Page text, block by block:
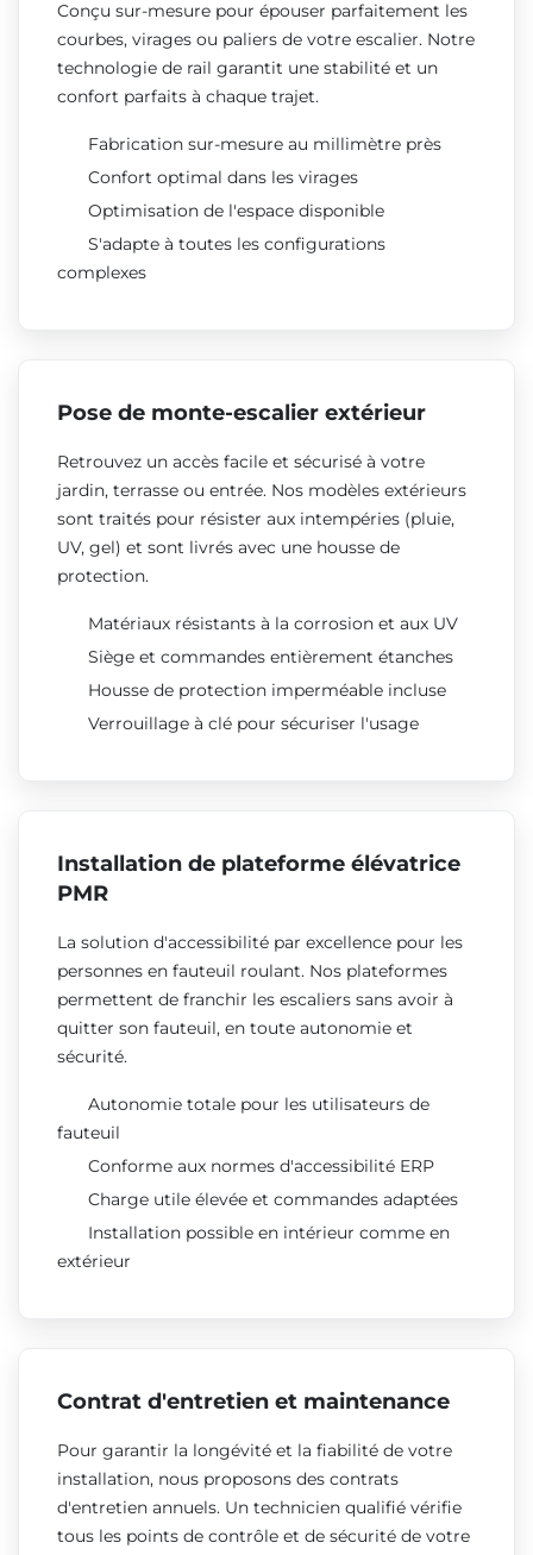
Conçu sur-mesure pour épouser parfaitement les
courbes, virages ou paliers de votre escalier. Notre
technologie de rail garantit une stabilité et un
confort parfaits à chaque trajet.
Fabrication sur-mesure au millimètre près
Confort optimal dans les virages
Optimisation de l'espace disponible
S'adapte à toutes les configurations
complexes
Pose de monte-escalier extérieur
Retrouvez un accès facile et sécurisé à votre
jardin, terrasse ou entrée. Nos modèles extérieurs
sont traités pour résister aux intempéries (pluie,
UV, gel) et sont livrés avec une housse de
protection.
Matériaux résistants à la corrosion et aux UV
Siège et commandes entièrement étanches
Housse de protection imperméable incluse
Verrouillage à clé pour sécuriser l'usage
Installation de plateforme élévatrice
PMR
La solution d'accessibilité par excellence pour les
personnes en fauteuil roulant. Nos plateformes
permettent de franchir les escaliers sans avoir à
quitter son fauteuil, en toute autonomie et
sécurité.
Autonomie totale pour les utilisateurs de
fauteuil
Conforme aux normes d'accessibilité ERP
Charge utile élevée et commandes adaptées
Installation possible en intérieur comme en
extérieur
Contrat d'entretien et maintenance
Pour garantir la longévité et la fiabilité de votre
installation, nous proposons des contrats
d'entretien annuels. Un technicien qualifié vérifie
tous les points de contrôle et de sécurité de votre